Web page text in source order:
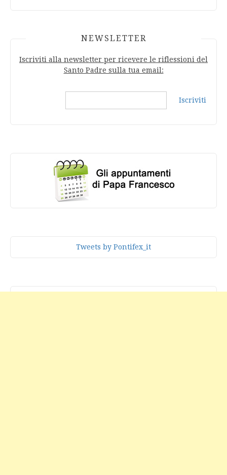
NEWSLETTER
Iscriviti alla newsletter per ricevere le riflessioni del
Santo Padre sulla tua email:
Iscriviti
Tweets by Pontifex_it